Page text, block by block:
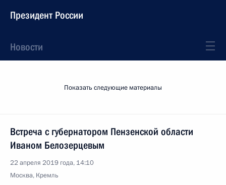
Президент России
Новости
Показать следующие материалы
Встреча с губернатором Пензенской области
Иваном Белозерцевым
22 апреля 2019 года, 14:10
Москва, Кремль